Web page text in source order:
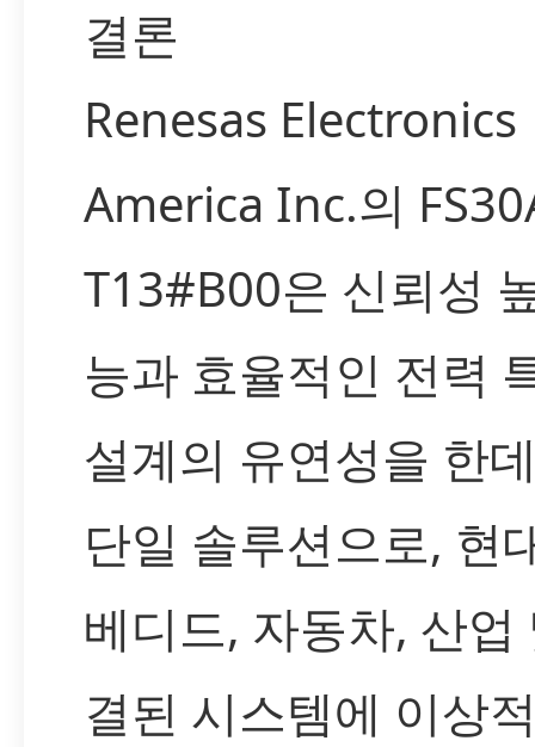
결론
Renesas Electronics
America Inc.의
T13#B00은 신뢰성
능과 효율적인 전력
설계의 유연성을 한
단일 솔루션으로, 현
베디드, 자동차, 산업
결된 시스템에 이상